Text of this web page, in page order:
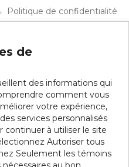
Politique de confidentialité
de
des informations qui
comment vous
votre expérience,
services personnalisés
continuer à utiliser le site
Autoriser tous
Seulement les témoins